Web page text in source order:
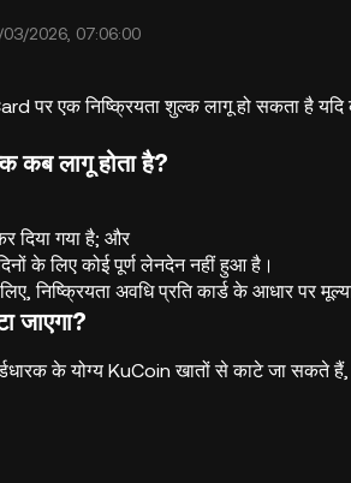
2026, 07:06:00
पर एक निष्क्रियता शुल्क लागू हो सकता है यदि
कब लागू होता है?
दिया गया है; और
के लिए कोई पूर्ण लेनदेन नहीं हुआ है।
निष्क्रियता अवधि प्रति कार्ड के आधार पर
जाएगा?
के योग्य KuCoin खातों से काटे जा सकते हैं,